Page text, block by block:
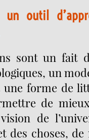
outil
sont un fait
un
forme de
de
de
des choses,